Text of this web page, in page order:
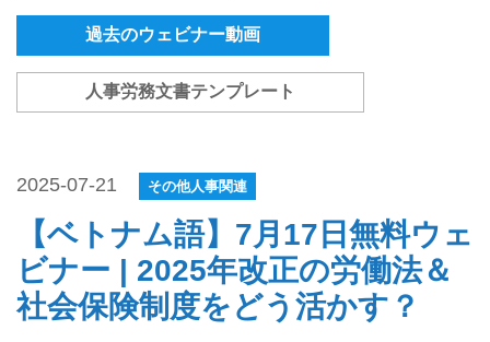
過去のウェビナー動画
人事労務文書テンプレート
2025-07-21 その他人事関連
【ベトナム語】7月17日無料ウェ
ビナー | 2025年改正の労働法＆
社会保険制度をどう活かす？